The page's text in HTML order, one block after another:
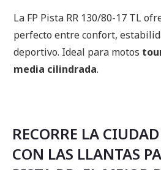
La FP Pista RR 130/80-17 TL
perfecto entre confort,
deportivo. Ideal para motos
media cilindrada.
RECORRE LA
CON LAS LLANTAS